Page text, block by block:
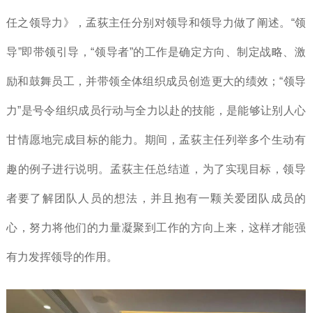
任之领导力》，孟荻主任分别对领导和领导力做了阐述。“领
导”即带领引导，“领导者”的工作是确定方向、制定战略、激
励和鼓舞员工，并带领全体组织成员创造更大的绩效；“领导
力”是号令组织成员行动与全力以赴的技能，是能够让别人心
甘情愿地完成目标的能力。期间，孟荻主任列举多个生动有
趣的例子进行说明。孟荻主任总结道，为了实现目标，领导
者要了解团队人员的想法，并且抱有一颗关爱团队成员的
心，努力将他们的力量凝聚到工作的方向上来，这样才能强
有力发挥领导的作用。